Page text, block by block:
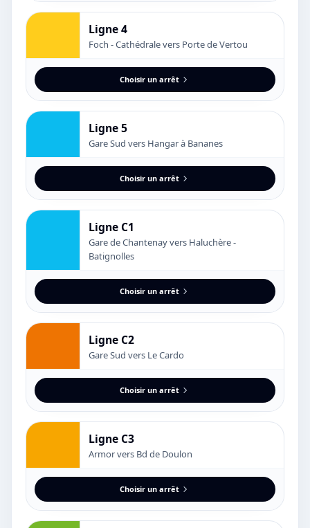
Ligne 4
Foch - Cathédrale vers Porte de Vertou
Choisir un arrêt
Ligne 5
Gare Sud vers Hangar à Bananes
Choisir un arrêt
Ligne C1
Gare de Chantenay vers Haluchère -
Batignolles
Choisir un arrêt
Ligne C2
Gare Sud vers Le Cardo
Choisir un arrêt
Ligne C3
Armor vers Bd de Doulon
Choisir un arrêt